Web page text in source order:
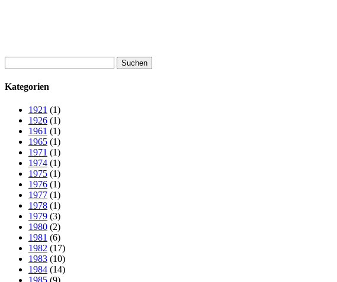
nach:
Kategorien
1921 (1)
1926 (1)
1961 (1)
1965 (1)
1971 (1)
1974 (1)
1975 (1)
1976 (1)
1977 (1)
1978 (1)
1979 (3)
1980 (2)
1981 (6)
1982 (17)
1983 (10)
1984 (14)